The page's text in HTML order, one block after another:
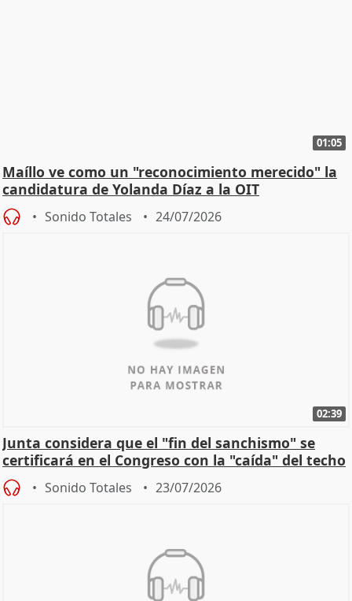
01:05
Maíllo ve como un "reconocimiento merecido" la
candidatura de Yolanda Díaz a la OIT
Sonido Totales 24/07/2026
02:39
Junta considera que el "fin del sanchismo" se
certificará en el Congreso con la "caída" del techo
de
Sonido Totales 23/07/2026